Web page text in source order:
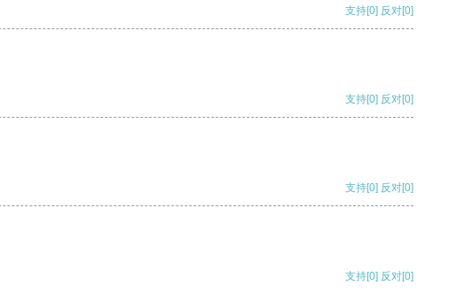
支持[0] 反对[0]
支持[0] 反对[0]
支持[0] 反对[0]
支持[0] 反对[0]